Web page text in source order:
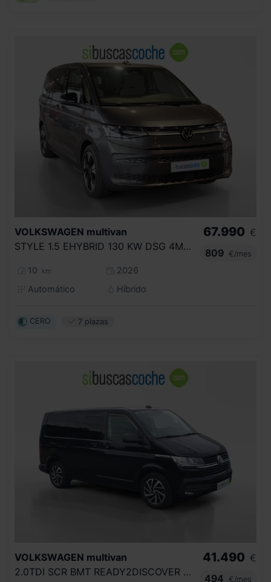
VOLKSWAGEN multivan
STYLE 1.5 EHYBRID 130 KW DSG 4M B.CORTA
10 km
2026
Automático
Híbrido
67.990 €
809
€/mes
CERO 7 plazas
VOLKSWAGEN multivan
2.0TDI SCR BMT READY2DISCOVER DSG7 110KW
41.490 €
494
€/mes